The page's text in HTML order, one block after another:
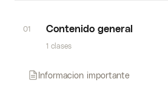
01 Contenido general
1 clases
Informacion importante